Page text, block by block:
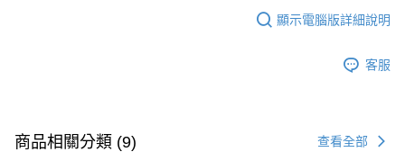
顯示電腦版詳細說明
客服
商品相關分類 (9) 查看全部